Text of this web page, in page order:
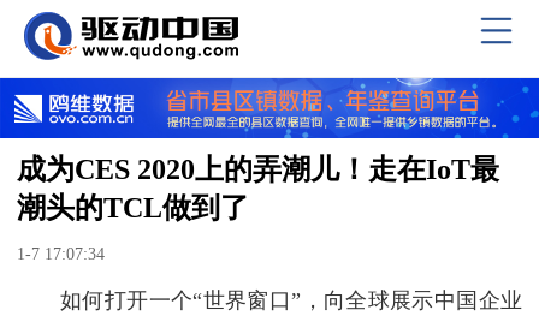
成为CES 2020上的弄潮儿！走在IoT最
潮头的TCL做到了
1-7 17:07:34
如何打开一个“世界窗口”，向全球展示中国企业